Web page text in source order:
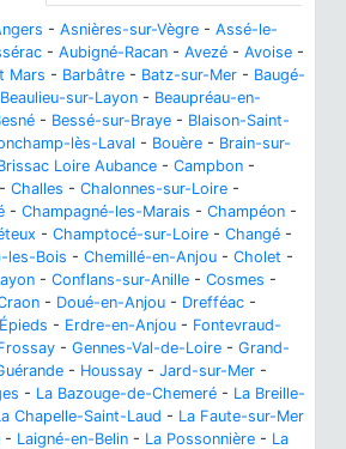
- Asnières-sur-Vègre - Assé-le-
- Aubigné-Racan - Avezé - Avoise -
Mars - Barbâtre - Batz-sur-Mer - Baugé-
Beaulieu-sur-Layon - Beaupréau-en-
- Bessé-sur-Braye - Blaison-Saint-
lès-Laval - Bouère - Brain-sur-
Loire Aubance - Campbon -
- Challes - Chalonnes-sur-Loire -
- Champagné-les-Marais - Champéon -
- Champtocé-sur-Loire - Changé -
les-Bois - Chemillé-en-Anjou - Cholet -
- Conflans-sur-Anille - Cosmes -
- Doué-en-Anjou - Drefféac -
Épieds - Erdre-en-Anjou - Fontevraud-
- Gennes-Val-de-Loire - Grand-
- Houssay - Jard-sur-Mer -
- La Bazouge-de-Chemeré - La Breille-
Chapelle-Saint-Laud - La Faute-sur-Mer
- Laigné-en-Belin - La Possonnière - La